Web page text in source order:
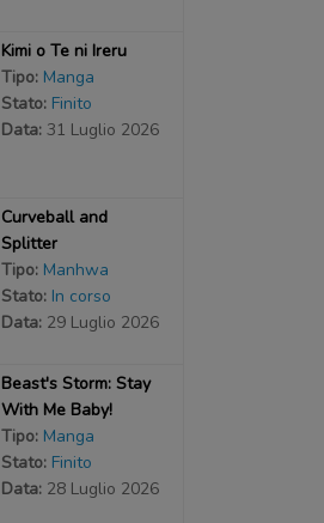
Kimi o Te ni Ireru
Tipo: Manga
Stato: Finito
Data: 31 Luglio 2026
Curveball and
Splitter
Tipo: Manhwa
Stato: In corso
Data: 29 Luglio 2026
Beast's Storm: Stay
With Me Baby!
Tipo: Manga
Stato: Finito
Data: 28 Luglio 2026